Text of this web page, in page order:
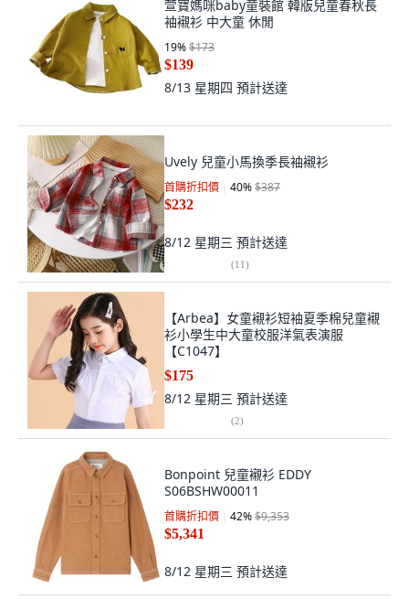
萱寶媽咪baby童裝館 韓版兒童春秋長
袖襯衫 中大童 休閒
19%$173
$139
8/13 星期四 預計送達
Uvely 兒童小馬換季長袖襯衫
首購折扣價 40%$387
$232
8/12 星期三 預計送達
(11)
【Arbea】女童襯衫短袖夏季棉兒童襯
衫小學生中大童校服洋氣表演服
【C1047】
$175
8/12 星期三 預計送達
(2)
Bonpoint 兒童襯衫 EDDY
S06BSHW00011
首購折扣價 42%$9,353
$5,341
8/12 星期三 預計送達